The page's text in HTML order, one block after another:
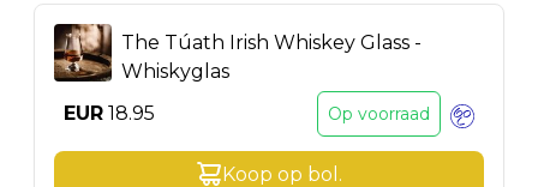
The Túath Irish Whiskey Glass -
Whiskyglas
EUR 18.95 Op voorraad
Koop op bol .